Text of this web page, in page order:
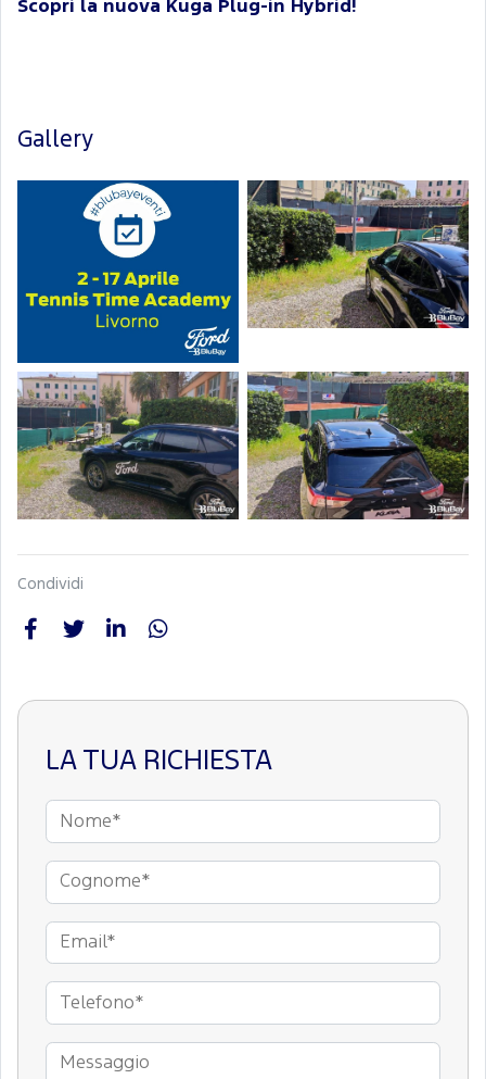
Scopri la nuova Kuga Plug-in Hybrid!
Gallery
Condividi
LA TUA RICHIESTA